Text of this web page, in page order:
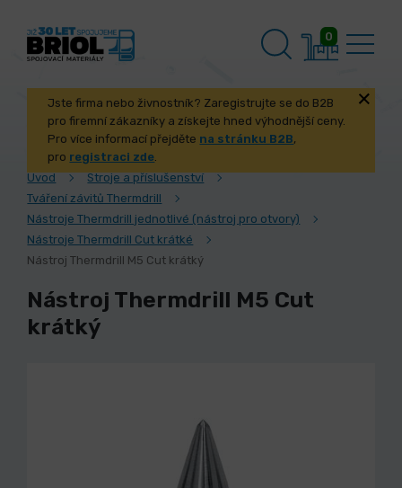
0
Jste firma nebo živnostník? Zaregistrujte se do B2B
pro firemní zákazníky a získejte hned výhodnější ceny.
Pro více informací přejděte na stránku B2B,
pro registraci zde.
Úvod
Stroje a příslušenství
Tváření závitů Thermdrill
Nástroje Thermdrill jednotlivé (nástroj pro otvory)
Nástroje Thermdrill Cut krátké
Nástroj Thermdrill M5 Cut krátký
Nástroj Thermdrill M5 Cut
krátký